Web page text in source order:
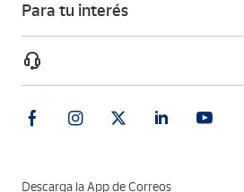
Para tu interés
Descarga la App de Correos